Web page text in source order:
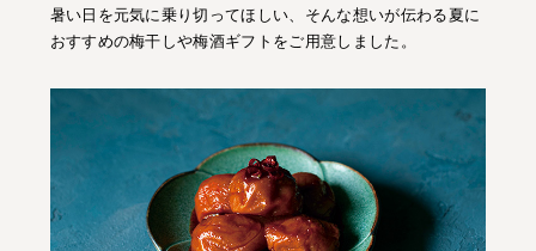
暑い日を元気に乗り切ってほしい、そんな想いが伝わる夏に
おすすめの梅干しや梅酒ギフトをご用意しました。